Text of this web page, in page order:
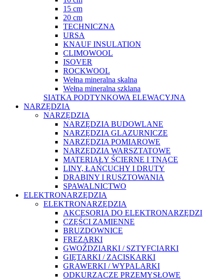
15 cm
20 cm
TECHNICZNA
URSA
KNAUF INSULATION
CLIMOWOOL
ISOVER
ROCKWOOL
Wełna mineralna skalna
Wełna mineralna szklana
SIATKA PODTYNKOWA ELEWACYJNA
NARZĘDZIA
NARZĘDZIA
NARZĘDZIA BUDOWLANE
NARZĘDZIA GLAZURNICZE
NARZĘDZIA POMIAROWE
NARZĘDZIA WARSZTATOWE
MATERIAŁY ŚCIERNE I TNĄCE
LINY, ŁAŃCUCHY I DRUTY
DRABINY I RUSZTOWANIA
SPAWALNICTWO
ELEKTRONARZĘDZIA
ELEKTRONARZĘDZIA
AKCESORIA DO ELEKTRONARZĘDZI
CZĘŚCI ZAMIENNE
BRUZDOWNICE
FREZARKI
GWOŹDZIARKI / SZTYFCIARKI
GIĘTARKI / ZACISKARKI
GRAWERKI / WYPALARKI
ODKURZACZE PRZEMYSŁOWE